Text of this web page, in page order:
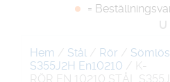
=
U
Hem / Stål / Rör /
S355J2H En10210 / K-
RÖR EN 10210 STÅL